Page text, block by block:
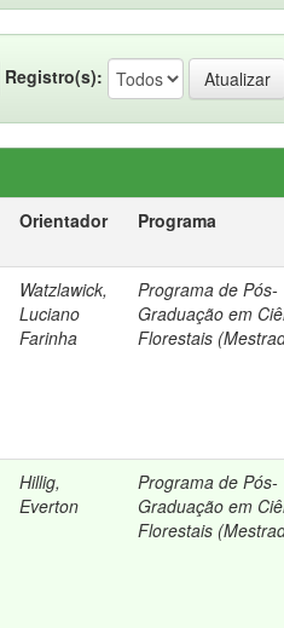
Registro(s):
Orientador Programa
Watzlawick,
Luciano
Farinha
Programa de Pós-
Graduação em
Florestais
Hillig,
Everton
Programa de Pós-
Graduação em
Florestais